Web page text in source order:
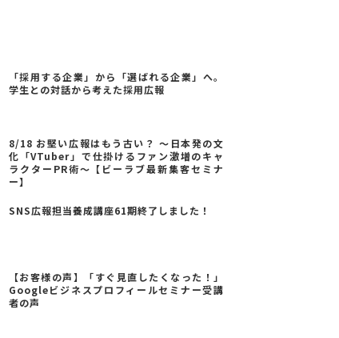
「採用する企業」から「選ばれる企業」へ。
学生との対話から考えた採用広報
8/18 お堅い広報はもう古い？ ～日本発の文
化「VTuber」で仕掛けるファン激増のキャ
ラクターPR術～【ビーラブ最新集客セミナ
ー】
SNS広報担当養成講座61期終了しました！
【お客様の声】「すぐ見直したくなった！」
Googleビジネスプロフィールセミナー受講
者の声